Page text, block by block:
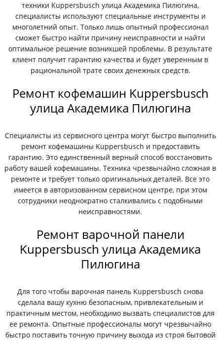
техники Kuppersbusch улица Академика Пилюгина,
специалисты используют специальные инструменты и
многолетний опыт. Только лишь опытный профессионал
сможет быстро найти причину неисправности и найти
оптимальное решение возникшей проблемы. В результате
клиент получит гарантию качества и будет уверенным в
рациональной трате своих денежных средств.
Ремонт кофемашин Kuppersbusch
улица Академика Пилюгина
Специалисты из сервисного центра могут быстро выполнить
ремонт кофемашины Kuppersbusch и предоставить
гарантию. Это единственный верный способ восстановить
работу вашей кофемашины. Техника чрезвычайно сложная в
ремонте и требует только оригинальных деталей. Все это
имеется в авторизованном сервисном центре, при этом
сотрудники неоднократно сталкивались с подобными
неисправностями.
Ремонт варочной панели
Kuppersbusch улица Академика
Пилюгина
Для того чтобы варочная панель Kuppersbusch снова
сделала вашу кухню безопасным, привлекательным и
практичным местом, необходимо вызвать специалистов для
ее ремонта. Опытные профессионалы могут чрезвычайно
быстро поставить точную причину выхода из строя бытовой